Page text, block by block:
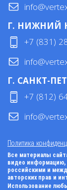
Г. НИЖНИЙ
+7 (831)
Г. САНКТ-
+7 (812)
Политика
Все материалы
видео информацию,
российскими и
авторских прав и
Использование